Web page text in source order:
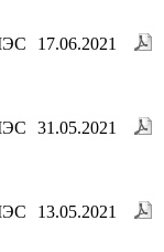
17.06.2021
31.05.2021
13.05.2021